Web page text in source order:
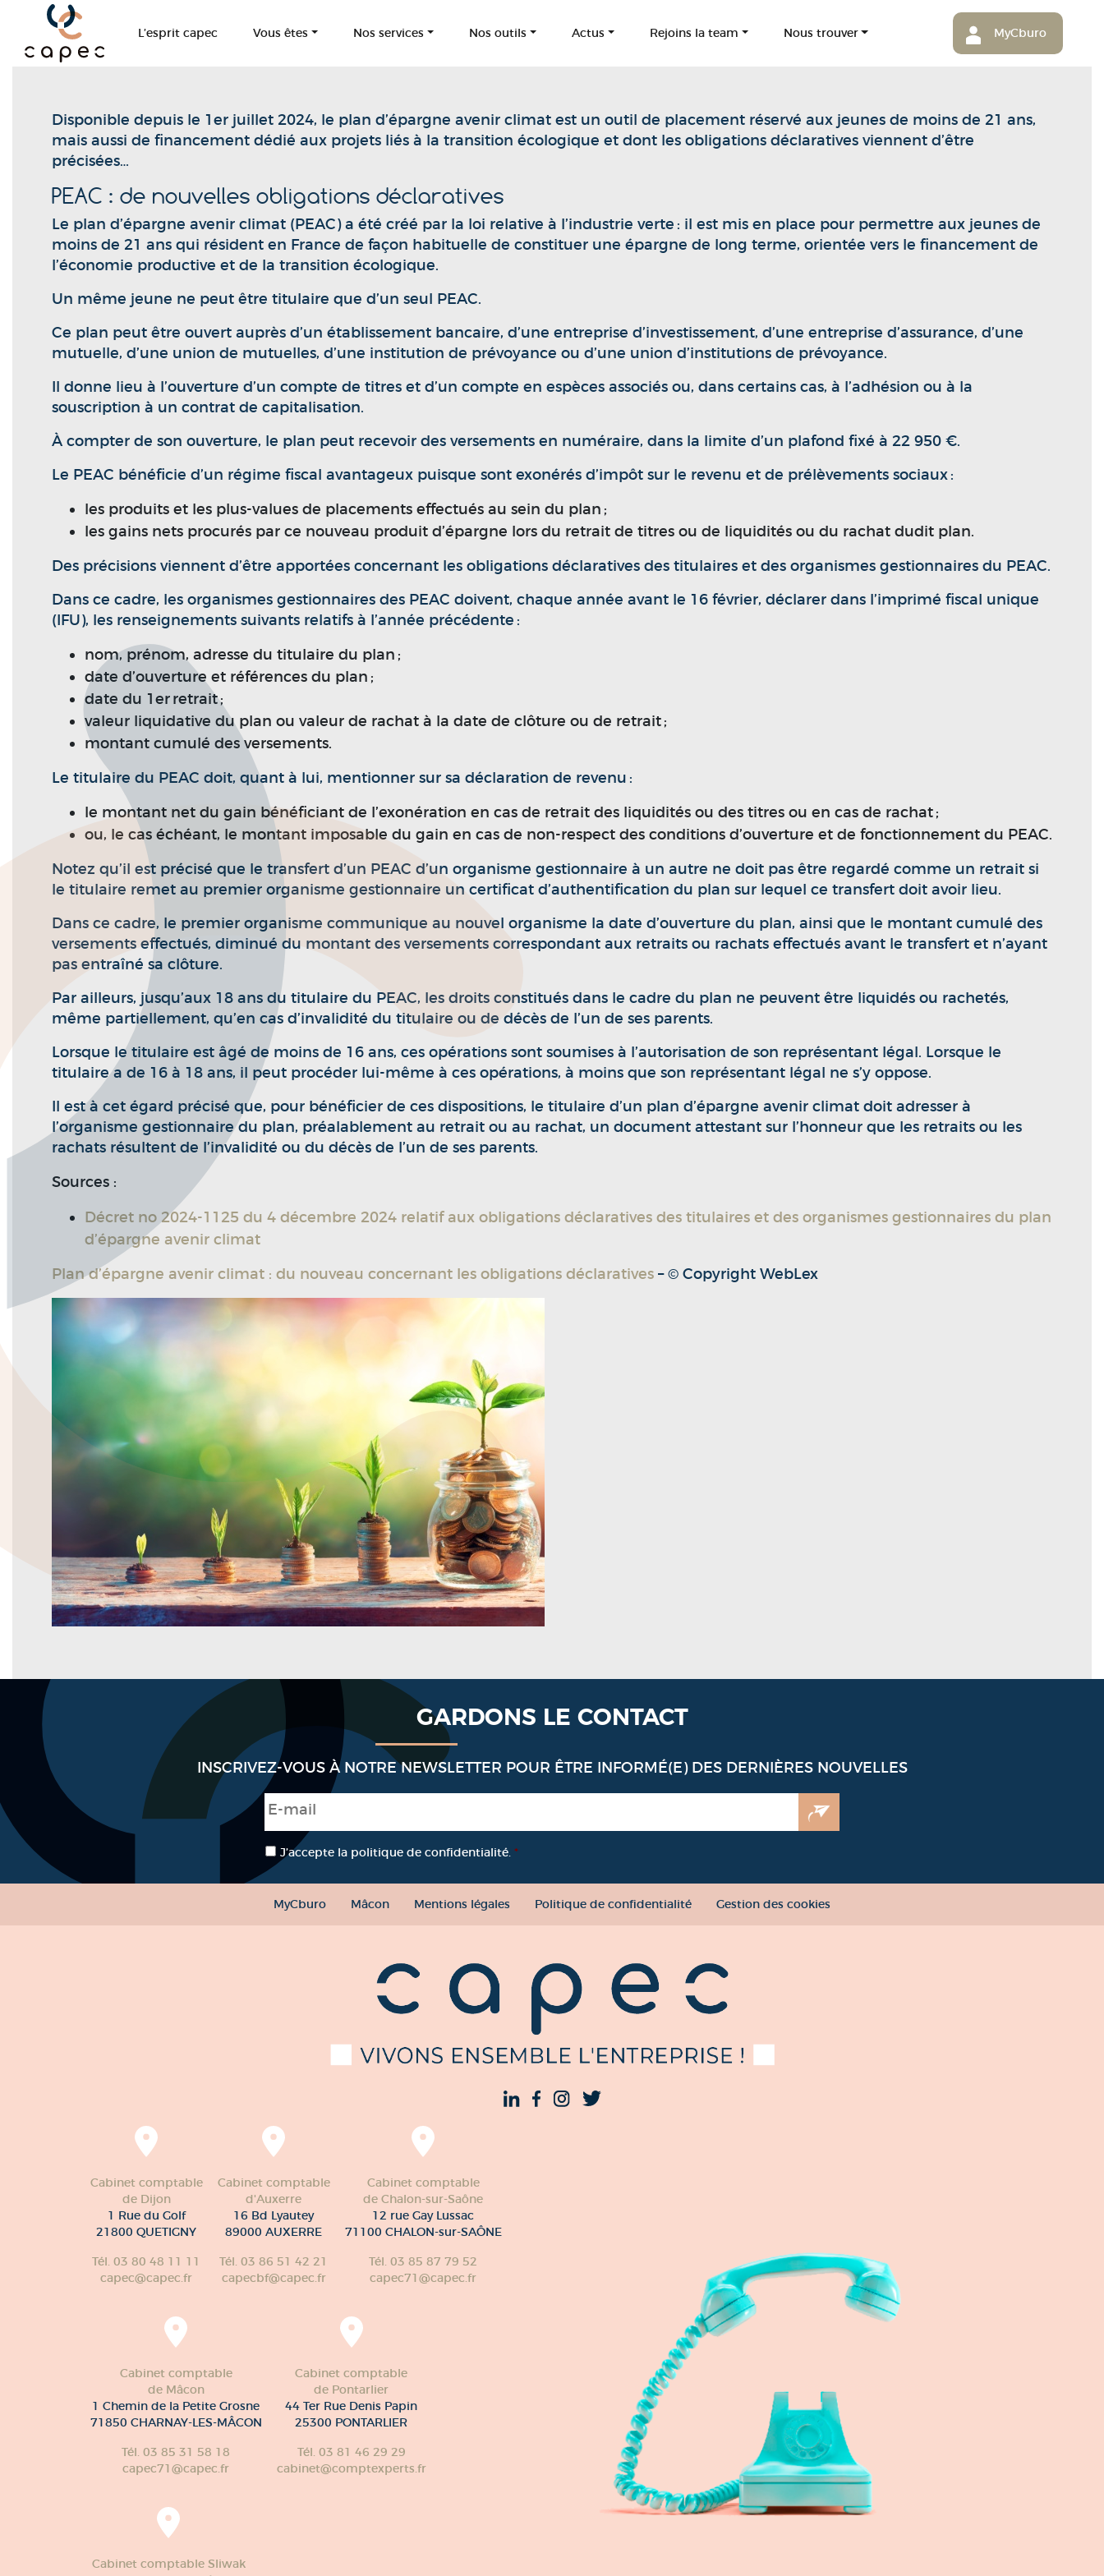
Panneau de gestion des cookies
L’esprit capec Vous êtes Nos services Nos outils Actus Rejoins la team Nous trouver MyCburo
Disponible depuis le 1er juillet 2024, le plan d’épargne avenir climat est un outil de placement réservé aux jeunes de moins de 21 ans,
mais aussi de financement dédié aux projets liés à la transition écologique et dont les obligations déclaratives viennent d’être
précisées…
PEAC : de nouvelles obligations déclaratives
Le plan d’épargne avenir climat (PEAC) a été créé par la loi relative à l’industrie verte : il est mis en place pour permettre aux jeunes de
moins de 21 ans qui résident en France de façon habituelle de constituer une épargne de long terme, orientée vers le financement de
l’économie productive et de la transition écologique.
Un même jeune ne peut être titulaire que d’un seul PEAC.
Ce plan peut être ouvert auprès d’un établissement bancaire, d’une entreprise d’investissement, d’une entreprise d’assurance, d’une
mutuelle, d’une union de mutuelles, d’une institution de prévoyance ou d’une union d’institutions de prévoyance.
Il donne lieu à l’ouverture d’un compte de titres et d’un compte en espèces associés ou, dans certains cas, à l’adhésion ou à la
souscription à un contrat de capitalisation.
À compter de son ouverture, le plan peut recevoir des versements en numéraire, dans la limite d’un plafond fixé à 22 950 €.
Le PEAC bénéficie d’un régime fiscal avantageux puisque sont exonérés d’impôt sur le revenu et de prélèvements sociaux :
les produits et les plus-values de placements effectués au sein du plan ;
les gains nets procurés par ce nouveau produit d’épargne lors du retrait de titres ou de liquidités ou du rachat dudit plan.
Des précisions viennent d’être apportées concernant les obligations déclaratives des titulaires et des organismes gestionnaires du PEAC.
Dans ce cadre, les organismes gestionnaires des PEAC doivent, chaque année avant le 16 février, déclarer dans l’imprimé fiscal unique
(IFU), les renseignements suivants relatifs à l’année précédente :
nom, prénom, adresse du titulaire du plan ;
date d’ouverture et références du plan ;
date du 1er retrait ;
valeur liquidative du plan ou valeur de rachat à la date de clôture ou de retrait ;
montant cumulé des versements.
Le titulaire du PEAC doit, quant à lui, mentionner sur sa déclaration de revenu :
le montant net du gain bénéficiant de l’exonération en cas de retrait des liquidités ou des titres ou en cas de rachat ;
ou, le cas échéant, le montant imposable du gain en cas de non-respect des conditions d’ouverture et de fonctionnement du PEAC.
Notez qu’il est précisé que le transfert d’un PEAC d’un organisme gestionnaire à un autre ne doit pas être regardé comme un retrait si
le titulaire remet au premier organisme gestionnaire un certificat d’authentification du plan sur lequel ce transfert doit avoir lieu.
Dans ce cadre, le premier organisme communique au nouvel organisme la date d’ouverture du plan, ainsi que le montant cumulé des
versements effectués, diminué du montant des versements correspondant aux retraits ou rachats effectués avant le transfert et n’ayant
pas entraîné sa clôture.
Par ailleurs, jusqu’aux 18 ans du titulaire du PEAC, les droits constitués dans le cadre du plan ne peuvent être liquidés ou rachetés,
même partiellement, qu’en cas d’invalidité du titulaire ou de décès de l’un de ses parents.
Lorsque le titulaire est âgé de moins de 16 ans, ces opérations sont soumises à l’autorisation de son représentant légal. Lorsque le
titulaire a de 16 à 18 ans, il peut procéder lui-même à ces opérations, à moins que son représentant légal ne s’y oppose.
Il est à cet égard précisé que, pour bénéficier de ces dispositions, le titulaire d’un plan d’épargne avenir climat doit adresser à
l’organisme gestionnaire du plan, préalablement au retrait ou au rachat, un document attestant sur l’honneur que les retraits ou les
rachats résultent de l’invalidité ou du décès de l’un de ses parents.
Sources :
Décret no 2024-1125 du 4 décembre 2024 relatif aux obligations déclaratives des titulaires et des organismes gestionnaires du plan
d’épargne avenir climat
Plan d’épargne avenir climat : du nouveau concernant les obligations déclaratives – © Copyright WebLex
GARDONS LE CONTACT
INSCRIVEZ-VOUS À NOTRE NEWSLETTER POUR ÊTRE INFORMÉ(E) DES DERNIÈRES NOUVELLES
E-mail
RGPD *
J’accepte la politique de confidentialité. *
MyCburo Mâcon Mentions légales Politique de confidentialité Gestion des cookies
Cabinet comptable
de Dijon
1 Rue du Golf
21800 QUETIGNY
Tél. 03 80 48 11 11
capec@capec.fr
Cabinet comptable
d'Auxerre
16 Bd Lyautey
89000 AUXERRE
Tél. 03 86 51 42 21
capecbf@capec.fr
Cabinet comptable
de Chalon-sur-Saône
12 rue Gay Lussac
71100 CHALON-sur-SAÔNE
Tél. 03 85 87 79 52
capec71@capec.fr
Cabinet comptable
de Mâcon
1 Chemin de la Petite Grosne
71850 CHARNAY-LES-MÂCON
Tél. 03 85 31 58 18
capec71@capec.fr
Cabinet comptable
de Pontarlier
44 Ter Rue Denis Papin
25300 PONTARLIER
Tél. 03 81 46 29 29
cabinet@comptexperts.fr
Cabinet comptable Sliwak